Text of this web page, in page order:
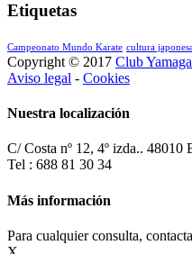
Etiquetas
Campeonato Mundo Karate cultura
Copyright © 2017 Club
Aviso legal - Cookies
Nuestra localización
C/ Costa nº 12, 4º izda.. 48010
Tel : 688 81 30 34
Más información
Para cualquier consulta,